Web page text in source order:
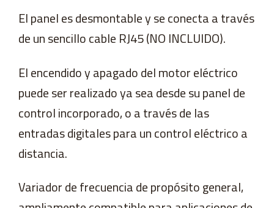
El panel es desmontable y se conecta a través
de un sencillo cable RJ45 (NO INCLUIDO).
El encendido y apagado del motor eléctrico
puede ser realizado ya sea desde su panel de
control incorporado, o a través de las
entradas digitales para un control eléctrico a
distancia.
Variador de frecuencia de propósito general,